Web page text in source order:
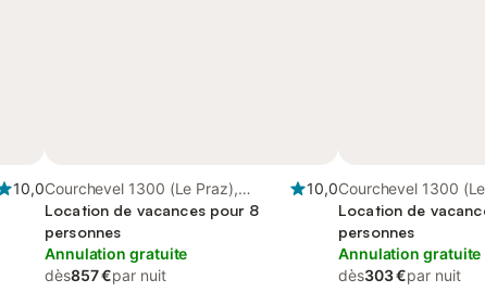
10,0Courchevel 1300 (Le Praz),
Courchevel
10,0
Location de vacances pour 8
personnes
Annulation gratuite
dès857 €par nuit
Courchevel 1300
Location de
personnes
Annulation gratuite
dès303 €par nuit